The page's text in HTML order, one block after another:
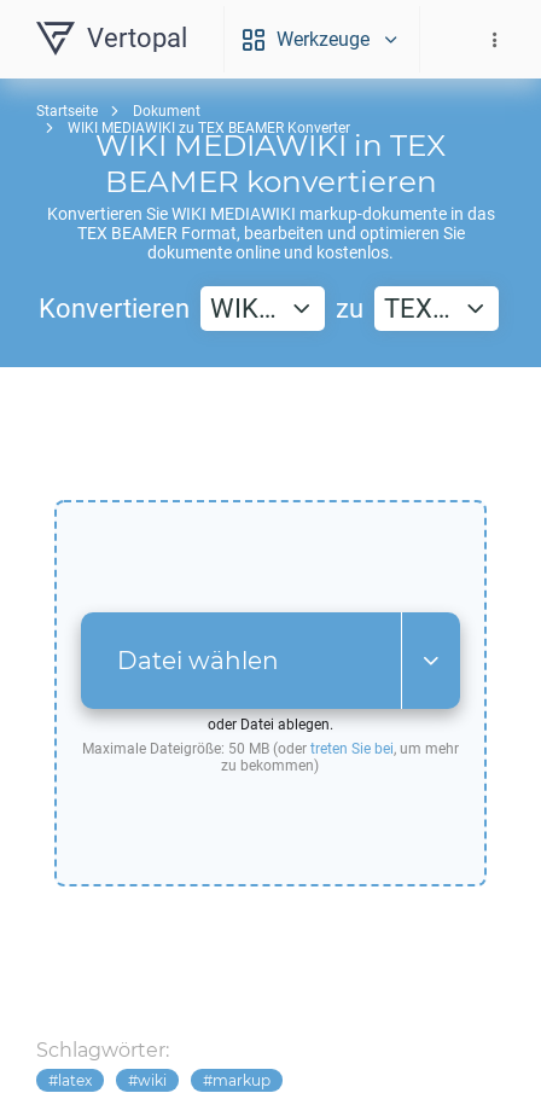
Vertopal Werkzeuge
Startseite
Dokument
WIKI MEDIAWIKI zu TEX BEAMER Konverter
WIKI MEDIAWIKIin TEX
BEAMER konvertieren
Konvertieren SieWIKI MEDIAWIKI markup-dokumente in das
TEX BEAMER Format, bearbeiten und optimieren Sie
dokumente online und kostenlos.
Konvertieren WIK… zu TEX…
Datei wählen
oder Datei ablegen.
Maximale Dateigröße: 50 MB (oder treten Sie bei, um mehr
zu bekommen)
Schlagwörter:
latex wiki markup